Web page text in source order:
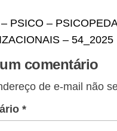
PSICO –
– 54_2025
comentário
de e-mail não
*